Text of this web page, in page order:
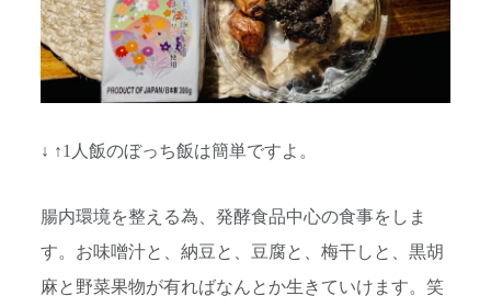
↓ ↑1人飯のぼっち飯は簡単ですよ。
腸内環境を整える為、発酵食品中心の食事をしま
す。お味噌汁と、納豆と、豆腐と、梅干しと、黒胡
麻と野菜果物が有ればなんとか生きていけます。笑